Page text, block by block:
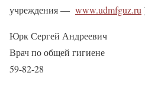
учреждения — www.udmfguz.ru
Юрк Сергей Андреевич
Врач по общей гигиене
59-82-28